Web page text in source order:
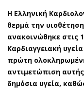
Η Ελληνική
θερμά την
ανακοινώθηκε στις
Καρδιαγγειακή
πρώτη
αντιμετώπιση
δημόσια υγεία,